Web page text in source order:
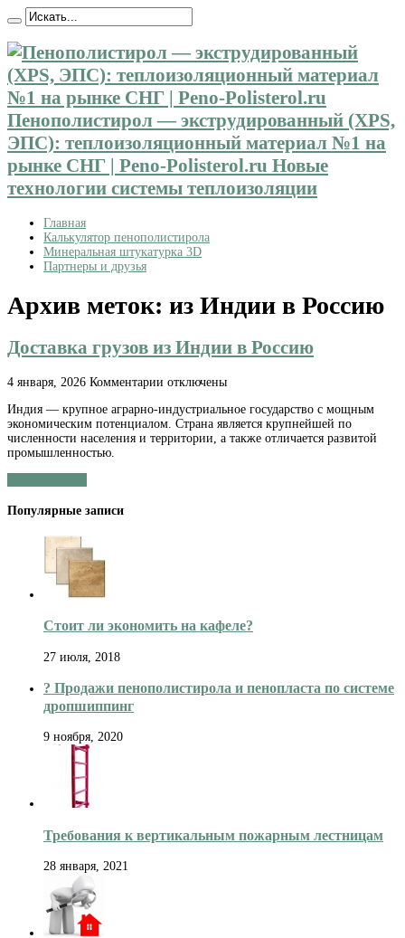
Пенополистирол — экструдированный (XPS,
ЭПС): теплоизоляционный материал №1 на
рынке СНГ | Peno-Polisterol.ru Новые
технологии системы теплоизоляции
Главная
Калькулятор пенополистирола
Минеральная штукатурка 3D
Партнеры и друзья
Архив меток: из Индии в Россию
Доставка грузов из Индии в Россию
4 января, 2026 Комментарии к
Доставка
грузов
из
отключены
Индия — крупное аграрно-индустриальное государство с мощным
экономическим потенциалом. Страна является крупнейшей по
численности населения и территории, а также отличается развитой
промышленностью.
Популярные записи
Стоит ли экономить на кафеле?
27 июля, 2018
? Продажи пенополистирола и пенопласта по системе
дропшиппинг
9 ноября, 2020
Требования к вертикальным пожарным лестницам
28 января, 2021